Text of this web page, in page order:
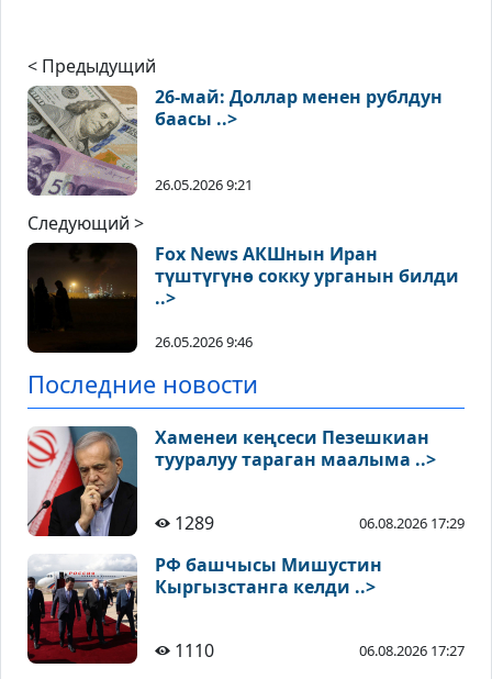
< Предыдущий
26-май: Доллар менен рублдун
баасы ..>
26.05.2026 9:21
Следующий >
Fox News АКШнын Иран
түштүгүнө сокку урганын билди
..>
26.05.2026 9:46
Последние новости
Хаменеи кеңсеси Пезешкиан
тууралуу тараган маалыма ..>
1289 06.08.2026 17:29
РФ башчысы Мишустин
Кыргызстанга келди ..>
1110 06.08.2026 17:27